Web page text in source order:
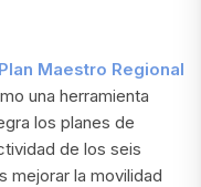
Plan Maestro Regional
una herramienta
los planes de
de los seis
mejorar la movilidad